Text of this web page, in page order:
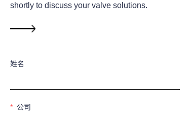
姓名
公司
shortly to discuss your valve solutions.